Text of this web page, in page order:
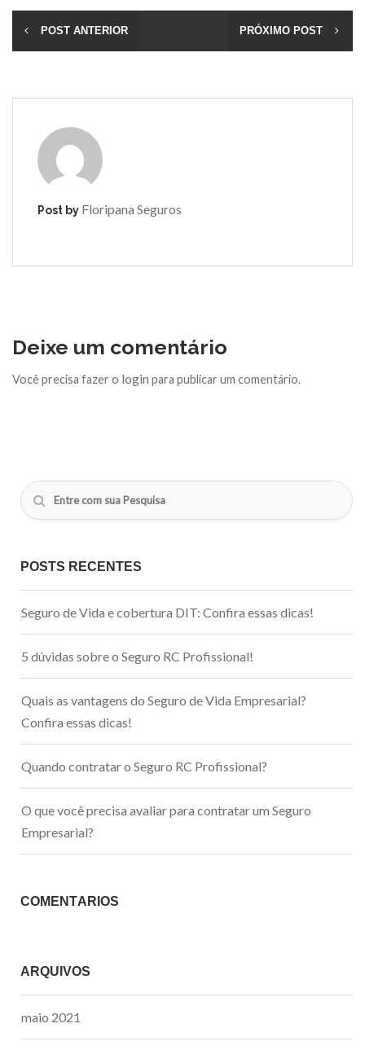
POST ANTERIOR PRÓXIMO POST
Post by Floripana Seguros
Deixe um comentário
Você precisa fazer o login para publicar um comentário.
POSTS RECENTES
Seguro de Vida e cobertura DIT: Confira essas dicas!
5 dúvidas sobre o Seguro RC Profissional!
Quais as vantagens do Seguro de Vida Empresarial?
Confira essas dicas!
Quando contratar o Seguro RC Profissional?
O que você precisa avaliar para contratar um Seguro
Empresarial?
COMENTÁRIOS
ARQUIVOS
maio 2021